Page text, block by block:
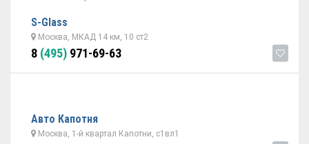
S-Glass
Москва, МКАД 14 км, 10 ст2
8 (495) 971-69-63
Авто Капотня
Москва, 1-й квартал Капотни, с1вл1